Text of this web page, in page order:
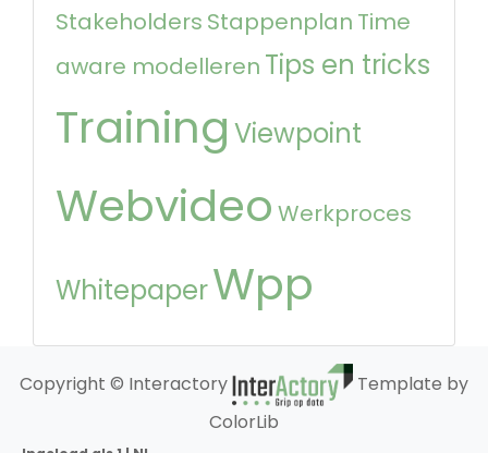
Stakeholders Stappenplan Time
aware modelleren Tips en tricks
Training Viewpoint
Webvideo Werkproces
WhitepaperWpp
Copyright © Interactory
Template by
ColorLib